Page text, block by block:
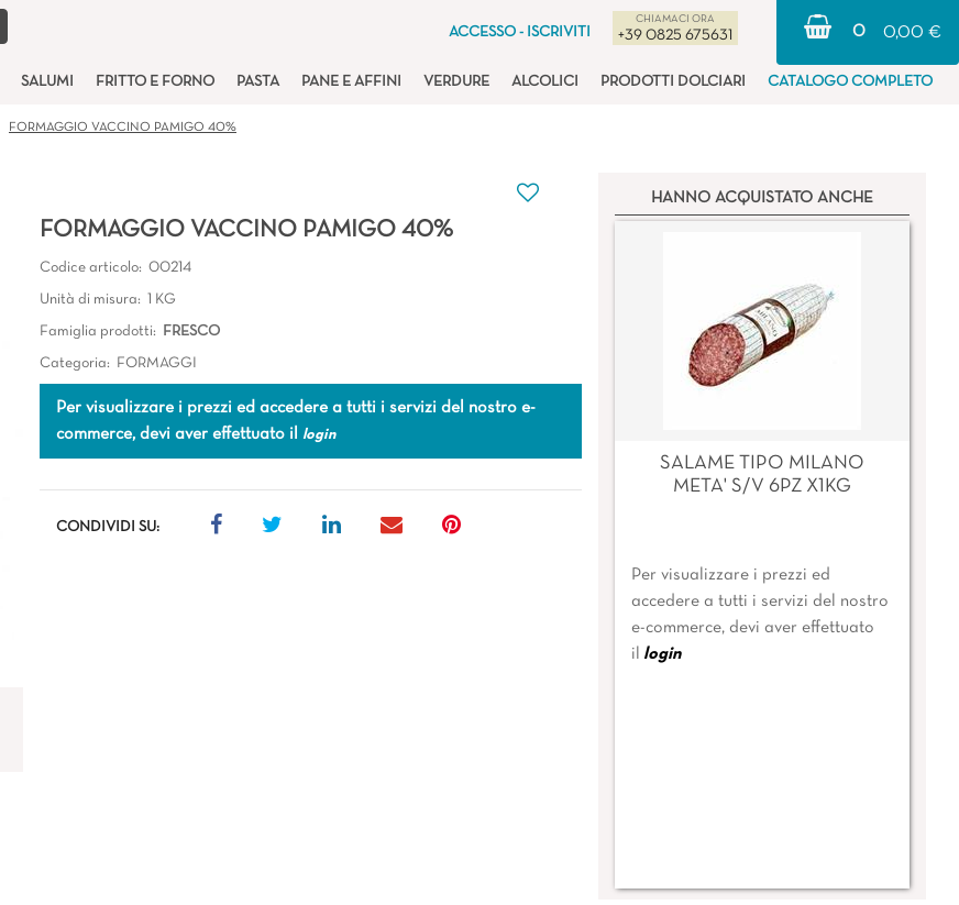
ACCESSO - ISCRIVITI
CHIAMACI ORA
+39 0825 675631 0 0,00 €
SALUMI FRITTO E FORNO PASTA PANE E AFFINI VERDURE ALCOLICI PRODOTTI DOLCIARI CATALOGO COMPLETO
FORMAGGIO VACCINO PAMIGO 40%
FORMAGGIO VACCINO PAMIGO 40%
Codice articolo: 00214
Unità di misura: 1 KG
Famiglia prodotti: FRESCO
Categoria: FORMAGGI
Per visualizzare i prezzi ed accedere a tutti i servizi del nostro e-
commerce, devi aver effettuato il login
CONDIVIDI SU:
HANNO ACQUISTATO ANCHE
SALAME TIPO MILANO
META' S/V 6PZ X1KG
Per visualizzare i prezzi ed
accedere a tutti i servizi del nostro
e-commerce, devi aver effettuato
il
login